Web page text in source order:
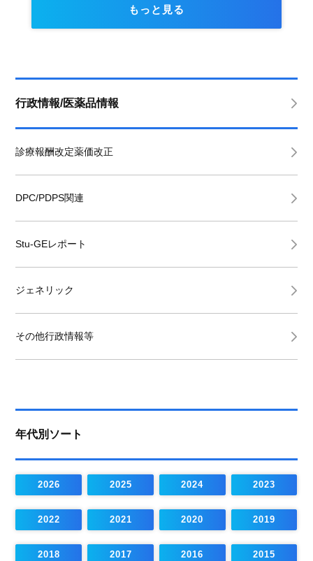
もっと見る
行政情報/医薬品情報
診療報酬改定薬価改正
DPC/PDPS関連
Stu-GEレポート
ジェネリック
その他行政情報等
年代別ソート
2026 2025 2024 2023
2022 2021 2020 2019
2018 2017 2016 2015